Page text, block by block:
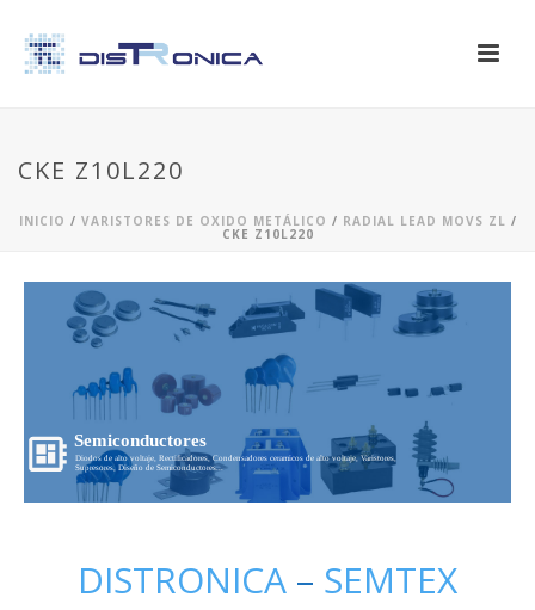
CKE Z10L220
INICIO / VARISTORES DE OXIDO METÁLICO / RADIAL LEAD MOVS ZL /
CKE Z10L220
Semiconductores
Diodos de alto voltaje, Rectificadores, Condensadores ceramicos de alto voltaje, Varistores,
Supresores, Diseño de Semiconductores...
DISTRONICA – SEMTEX